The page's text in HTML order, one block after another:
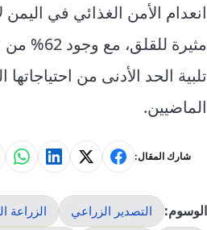
انعدام الأمن الغذائي في
مثيرة
تلبية الحد الأدنى من
الماضيين.
شارك المقال:
الوسوم: التصدير الزراعي الزراعة